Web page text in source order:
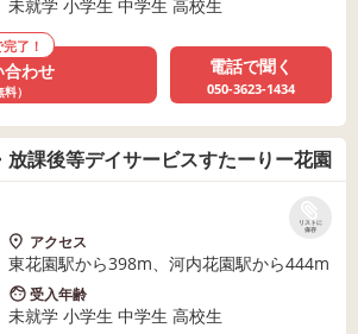
未就学 小学生 中学生 高校生
了！
合わせ
料）
電話で聞く
050-3623-1434
放課後等デイサービスすたーりー花園
リストに
保存
アクセス
東花園駅から398m、河内花園駅から444m
受入年齢
未就学 小学生 中学生 高校生